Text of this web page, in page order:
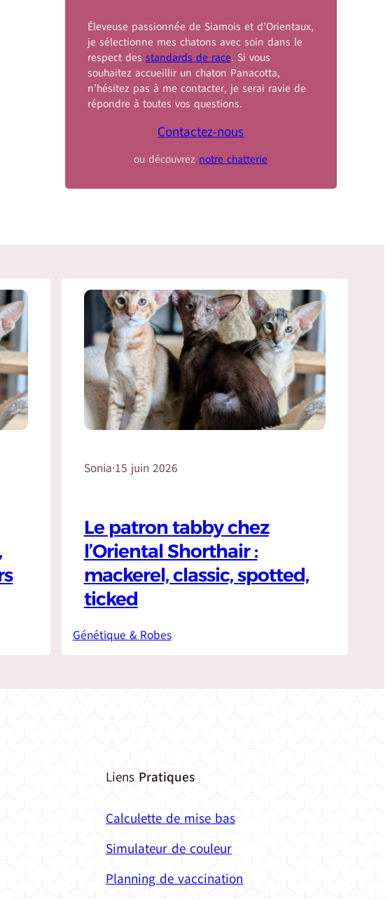
Éleveuse passionnée de Siamois et d’Orientaux,
je sélectionne mes chatons avec soin dans le
respect des standards de race. Si vous
souhaitez accueillir un chaton Panacotta,
n’hésitez pas à me contacter, je serai ravie de
répondre à toutes vos questions.
Contactez-nous
ou découvrez notre chatterie
Sonia·15 juin 2026
Le patron tabby chez
l’Oriental Shorthair :
mackerel, classic, spotted,
ticked
Génétique & Robes
Liens Pratiques
Calculette de mise bas
Simulateur de couleur
Planning de vaccination